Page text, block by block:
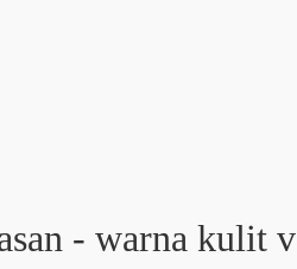
- warna kulit